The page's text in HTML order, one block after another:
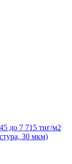
до 7 715 тнг/м2
30 мкм)